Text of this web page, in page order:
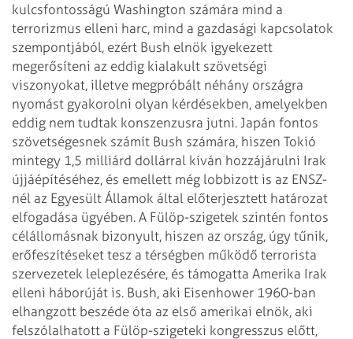
kulcsfontosságú Washington számára mind a
terrorizmus elleni harc, mind a gazdasági kapcsolatok
szempontjából, ezért Bush elnök igyekezett
megerősíteni az eddig kialakult szövetségi
viszonyokat, illetve megpróbált néhány országra
nyomást gyakorolni olyan kérdésekben, amelyekben
eddig nem tudtak konszenzusra jutni. Japán fontos
szövetségesnek számít Bush számára, hiszen Tokió
mintegy 1,5 milliárd dollárral kíván hozzájárulni Irak
újjáépítéséhez, és emellett még lobbizott is az ENSZ-
nél az Egyesült Államok által előterjesztett határozat
elfogadása ügyében. A Fülöp-szigetek szintén fontos
célállomásnak bizonyult, hiszen az ország, úgy tűnik,
erőfeszítéseket tesz a térségben működő terrorista
szervezetek leleplezésére, és támogatta Amerika Irak
elleni háborúját is. Bush, aki Eisenhower 1960-ban
elhangzott beszéde óta az első amerikai elnök, aki
felszólalhatott a Fülöp-szigeteki kongresszus előtt,